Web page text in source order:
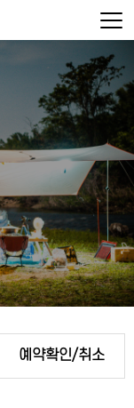
예약확인/취소